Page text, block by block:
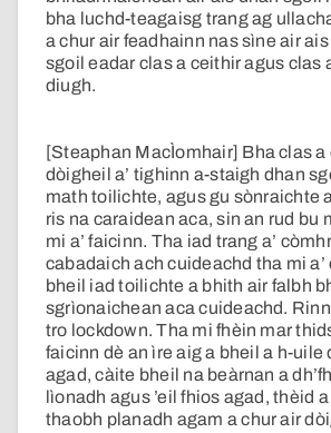
bha luchd-teagaisg trang ag
a chur air feadhainn nas sìne air ais
sgoil eadar clas a ceithir agus clas
diugh.
[Steaphan MacÌomhair] Bha clas
dòigheil a’ tighinn a-staigh dhan
math toilichte, agus gu sònraichte
ris na caraidean aca, sin an rud bu
mi a’ faicinn. Tha iad trang a’
cabadaich ach cuideachd tha mi
bheil iad toilichte a bhith air falbh
sgrìonaichean aca cuideachd.
tro lockdown. Tha mi fhèin mar
faicinn dè an ìre aig a bheil a h-uile
agad, càite bheil na beàrnan a
lìonadh agus ’eil fhios agad, thèid
thaobh planadh agam a chur air